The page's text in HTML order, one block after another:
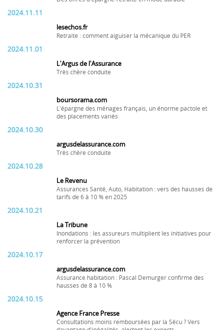
2024.11.11
lesechos.fr
Retraite : comment aiguiser la mécanique du PER
2024.11.01
L'Argus de l'Assurance
Très chère conduite
2024.10.31
boursorama.com
L'épargne des ménages français, un énorme pactole et
des placements variés
2024.10.30
argusdelassurance.com
Très chère conduite
2024.10.28
Le Revenu
Assurances Santé, Auto, Habitation : vers des hausses de
tarifs de 6 à 10 % en 2025
2024.10.21
La Tribune
Inondations : les assureurs multiplient les initiatives pour
renforcer la prévention
2024.10.17
argusdelassurance.com
Assurance habitation : Pascal Demurger confirme des
hausses de 8 à 10 %
2024.10.15
Agence France Presse
Consultations moins remboursées par la Sécu ? Vers